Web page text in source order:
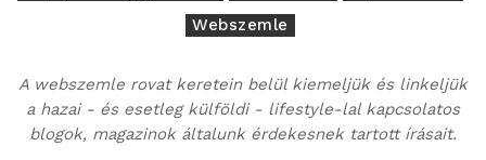
Webszemle
A webszemle rovat keretein belül kiemeljük és linkeljük
a hazai - és esetleg külföldi - lifestyle-lal kapcsolatos
blogok, magazinok általunk érdekesnek tartott írásait.